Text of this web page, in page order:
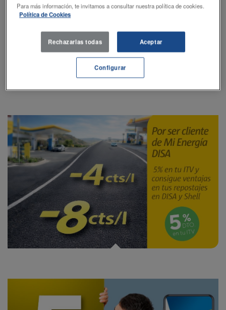
Vive una Experiencia Premium de la mano de Shell V-Power
Ahorra en tu ITV y en tus repostajes
Para más información, te invitamos a consultar nuestra política de cookies.
Política de Cookies
Rechazarlas todas Aceptar
Configurar